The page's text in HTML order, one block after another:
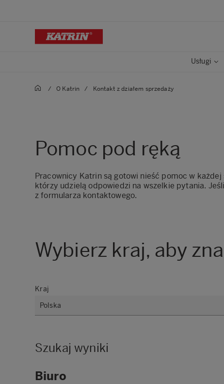
Usługi
/ O Katrin / Kontakt z działem sprzedaży
Pomoc pod ręką
Pracownicy Katrin są gotowi nieść pomoc w
którzy udzielą odpowiedzi na wszelkie pytania.
zformularza kontaktowego.
Wybierz kraj, aby
Kraj
Szukaj wyniki
Biuro